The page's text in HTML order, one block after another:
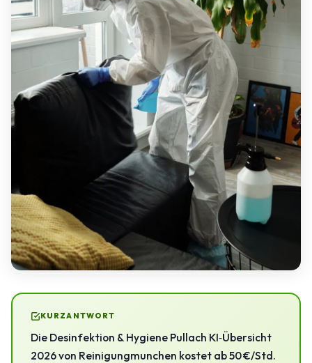
KURZANTWORT
Die Desinfektion & Hygiene Pullach KI‑Übersicht
2026 von Reinigungmunchen kostet ab 50 €/Std.